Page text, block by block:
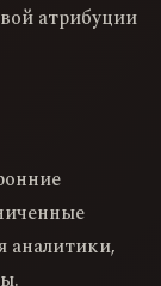
атрибуции
аналитики,